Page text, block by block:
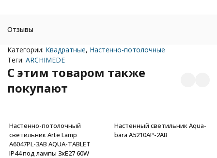
Отзывы
Категории: Квадратные, Настенно-потолочные
Теги: ARCHIMEDE
C этим товаром также
покупают
Настенно-потолочный
светильник Arte Lamp
A6047PL-3AB AQUA-TABLET
IP44 под лампы 3xE27 60W
Настенный светильник Aqua-
bara A5210AP-2AB